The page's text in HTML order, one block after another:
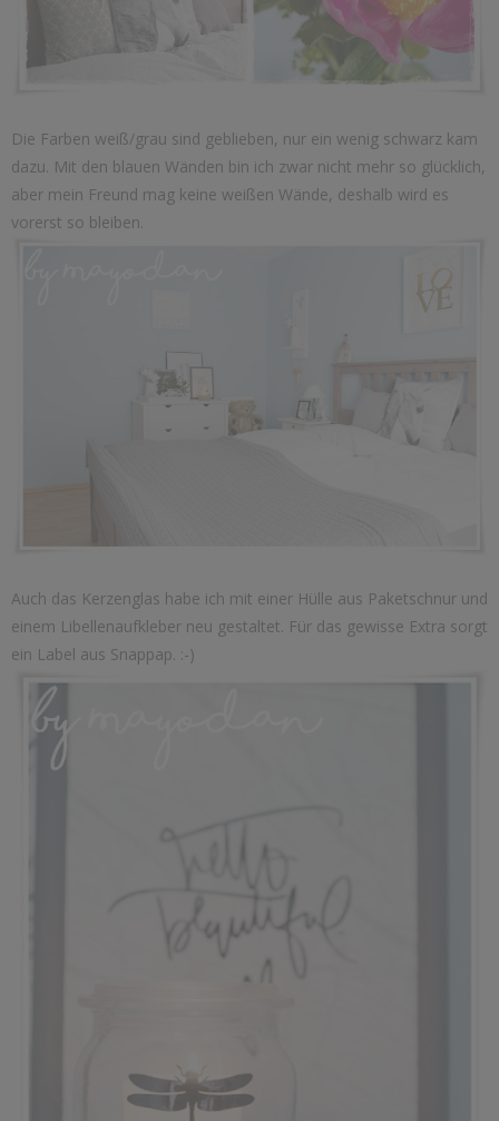
Die Farben weiß/grau sind geblieben, nur ein wenig schwarz kam
dazu. Mit den blauen Wänden bin ich zwar nicht mehr so glücklich,
aber mein Freund mag keine weißen Wände, deshalb wird es
vorerst so bleiben.
Auch das Kerzenglas habe ich mit einer Hülle aus Paketschnur und
einem Libellenaufkleber neu gestaltet. Für das gewisse Extra sorgt
ein Label aus Snappap. :-)